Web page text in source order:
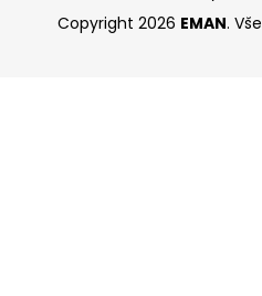
Copyright 2026 EMAN.